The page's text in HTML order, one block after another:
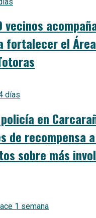
vecinos
fortalecer el
días
en
de recompensa
sobre más
1 semana